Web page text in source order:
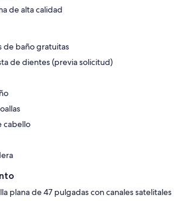
de alta calidad
de baño gratuitas
de dientes (previa solicitud)
cabello
plana de 47 pulgadas con canales satelitales